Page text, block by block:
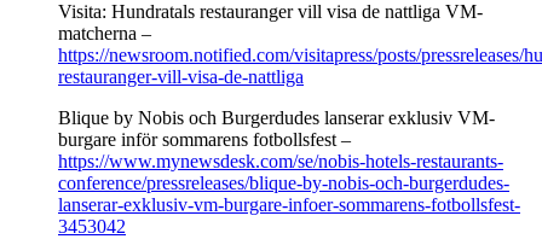
Visita: Hundratals restauranger vill visa de nattliga VM-
matcherna –
https://newsroom.notified.com/visitapress/posts/pressreleases/
restauranger-vill-visa-de-nattliga
Blique by Nobis och Burgerdudes lanserar exklusiv VM-
burgare inför sommarens fotbollsfest –
https://www.mynewsdesk.com/se/nobis-hotels-restaurants-
conference/pressreleases/blique-by-nobis-och-burgerdudes-
lanserar-exklusiv-vm-burgare-infoer-sommarens-fotbollsfest-
3453042